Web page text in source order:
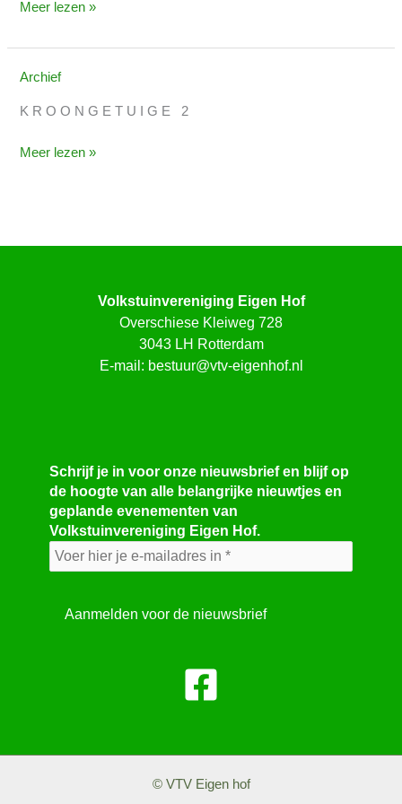
en
Meer lezen »
Archief
K R O O N G E T U I G E 2
De
Meer lezen »
Volkstuinvereniging Eigen Hof
Overschiese Kleiweg 728
3043 LH Rotterdam
E-mail: bestuur@vtv-eigenhof.nl
Schrijf je in voor onze nieuwsbrief en blijf op
de hoogte van alle belangrijke nieuwtjes en
geplande evenementen van
Volkstuinvereniging Eigen Hof.
© VTV Eigen hof